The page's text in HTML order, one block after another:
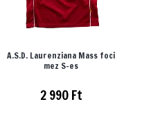
A.S.D. Laurenziana Mass foci
mez S-es
2 990Ft